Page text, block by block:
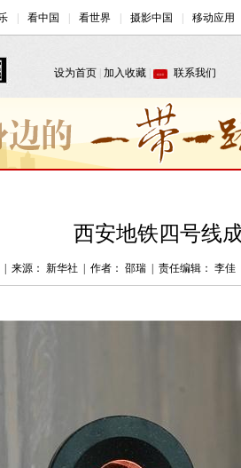
西安地铁四号线
来源： 新华社 作者： 邵瑞 责任编辑： 李佳